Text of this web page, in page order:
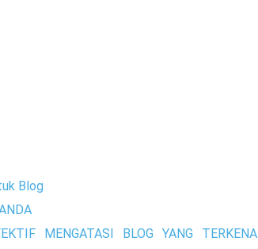
Blog
MENGATASI BLOG YANG TERKENA